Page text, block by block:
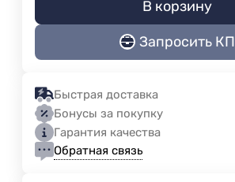
В корзину
Запросить КП
Быстрая доставка
Бонусы за покупку
Гарантия качества
Обратная связь